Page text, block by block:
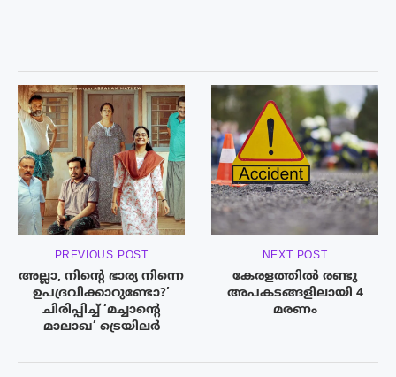
PREVIOUS POST
അല്ലാ, നിൻ്റെ ഭാര്യ നിന്നെ
ഉപദ്രവിക്കാറുണ്ടോ?’
ചിരിപ്പിച്ച് ‘മച്ചാൻ്റെ
മാലാഖ’ ട്രെയിലർ
NEXT POST
കേരളത്തിൽ രണ്ടു
അപകടങ്ങളിലായി 4
മരണം